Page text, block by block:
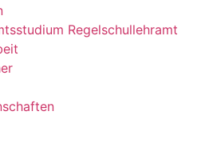
Regelschullehramt